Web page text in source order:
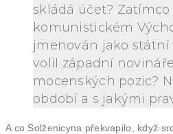
skládá účet?
komunistickém
jmenován jako státní
volil západní
mocenských pozic?
období a s jakými
A co Solženicyna překvapilo, když